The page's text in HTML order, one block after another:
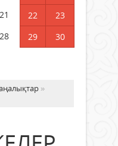
21 22
23
28 29
30
»